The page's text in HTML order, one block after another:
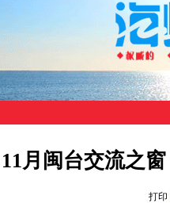
11月闽台交流之窗
打印